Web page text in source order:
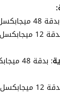
بدقة 48 ميجابكسل.
: بدقة 12
: بدقة
: بدقة 12